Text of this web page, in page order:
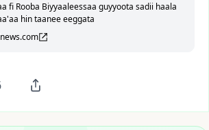
fi Rooba Biyyaaleessaa guyyoota sadii haala
hin taanee eeggata